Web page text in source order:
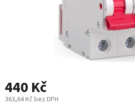
Exteriér
440 Kč
363,64 Kč bez DPH